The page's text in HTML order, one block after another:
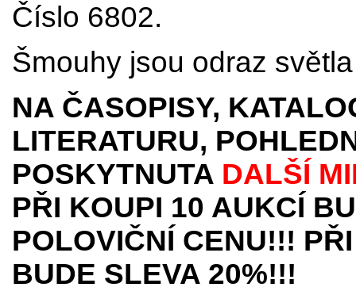
Číslo 6802.
Šmouhy jsou odraz
NA ČASOPISY,
LITERATURU,
POSKYTNUTA DALŠÍ
PŘI KOUPI 10 AUKCÍ
POLOVIČNÍ CENU!!!
BUDE SLEVA 20%!!!